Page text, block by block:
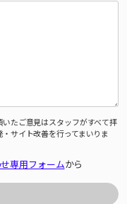
たご意見はスタッフがすべて拝
サイト改善を行ってまいりま
専用フォームから